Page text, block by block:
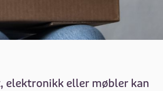
elektronikk eller møbler kan